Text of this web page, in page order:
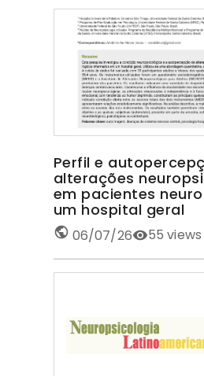
Perfil e
alterações
em pacientes
um hospital geral
06/07/26 55 views